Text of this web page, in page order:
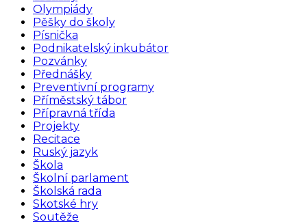
Olympiády
Pěšky do školy
Písnička
Podnikatelský inkubátor
Pozvánky
Přednášky
Preventivní programy
Příměstský tábor
Přípravná třída
Projekty
Recitace
Ruský jazyk
Škola
Školní parlament
Školská rada
Skotské hry
Soutěže